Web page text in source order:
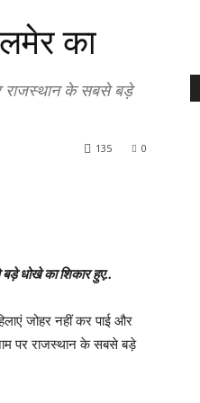
का
राजस्थान के सबसे बड़े
0
135
धोखे का शिकार हुए..
जोहर नहीं कर पाई और
पर राजस्थान के सबसे बड़े